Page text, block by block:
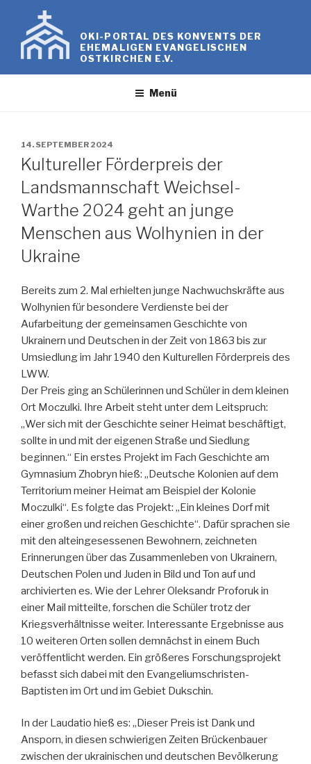
springen
OKI-PORTAL DES KONVENTS DER
EHEMALIGEN EVANGELISCHEN
OSTKIRCHEN E.V.
Menü
VERÖFFENTLICHT
AM
14. SEPTEMBER 2024
Kultureller Förderpreis der
Landsmannschaft Weichsel-
Warthe 2024 geht an junge
Menschen aus Wolhynien in der
Ukraine
Bereits zum 2. Mal erhielten junge Nachwuchskräfte aus
Wolhynien für besondere Verdienste bei der
Aufarbeitung der gemeinsamen Geschichte von
Ukrainern und Deutschen in der Zeit von 1863 bis zur
Umsiedlung im Jahr 1940 den Kulturellen Förderpreis des
LWW.
Der Preis ging an Schülerinnen und Schüler in dem kleinen
Ort Moczulki. Ihre Arbeit steht unter dem Leitspruch:
„Wer sich mit der Geschichte seiner Heimat beschäftigt,
sollte in und mit der eigenen Straße und Siedlung
beginnen.“ Ein erstes Projekt im Fach Geschichte am
Gymnasium Zhobryn hieß: „Deutsche Kolonien auf dem
Territorium meiner Heimat am Beispiel der Kolonie
Moczulki“. Es folgte das Projekt: „Ein kleines Dorf mit
einer großen und reichen Geschichte“. Dafür sprachen sie
mit den alteingesessenen Bewohnern, zeichneten
Erinnerungen über das Zusammenleben von Ukrainern,
Deutschen Polen und Juden in Bild und Ton auf und
archivierten es. Wie der Lehrer Oleksandr Proforuk in
einer Mail mitteilte, forschen die Schüler trotz der
Kriegsverhältnisse weiter. Interessante Ergebnisse aus
10 weiteren Orten sollen demnächst in einem Buch
veröffentlicht werden. Ein größeres Forschungsprojekt
befasst sich dabei mit den Evangeliumschristen-
Baptisten im Ort und im Gebiet Dukschin.
In der Laudatio hieß es: „Dieser Preis ist Dank und
Ansporn, in diesen schwierigen Zeiten Brückenbauer
zwischen der ukrainischen und deutschen Bevölkerung